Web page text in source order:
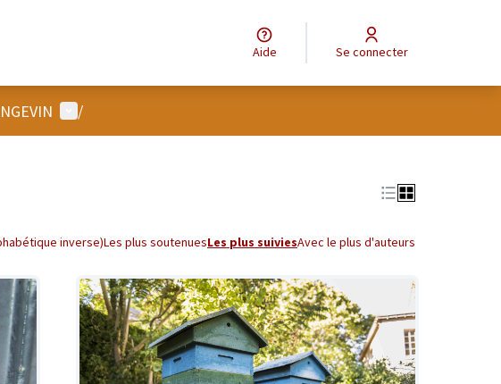
Aide Se connecter
Menu utilisateur
/
inverse)Les plus soutenuesLes plus suiviesAvec le plus d'auteurs